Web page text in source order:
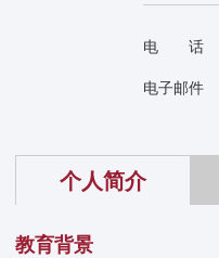
电 话
电子邮件
个人简介
教育背景